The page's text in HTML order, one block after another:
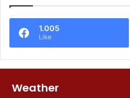
1.005
Like
Weather